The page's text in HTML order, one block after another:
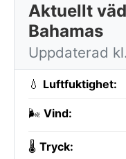
Aktuellt
Bahamas
Uppdaterad
💧 Luftfuktighet:
🌬️ Vind:
🌡️ Tryck: